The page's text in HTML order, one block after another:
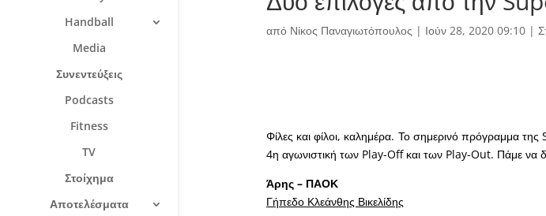
Handball
Media
Συνεντεύξεις
Podcasts
Fitness
TV
Στοίχημα
Αποτελέσματα
από Νίκος Παναγιωτόπουλος | Ιούν 28, 2020 09:10|
Φίλες και φίλοι, καλημέρα. Το σημερινό πρόγραμμα
4η αγωνιστική των Play-Off και των Play-Out. Πάμε να
Άρης – ΠΑΟΚ
Γήπεδο Κλεάνθης Βικελίδης